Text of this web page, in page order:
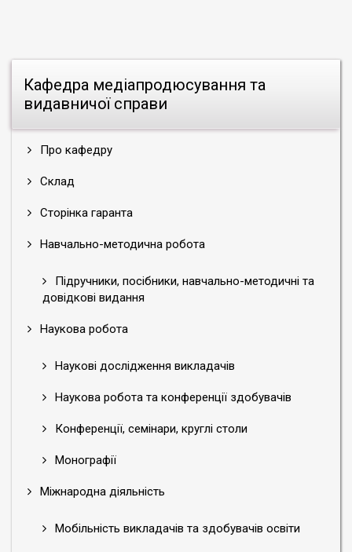
Кафедра медіапродюсування та
видавничої справи
Про кафедру
Склад
Сторінка гаранта
Навчально-методична робота
Підручники, посібники, навчально-методичні та
довідкові видання
Наукова робота
Наукові дослідження викладачів
Наукова робота та конференції здобувачів
Конференції, семінари, круглі столи
Монографії
Міжнародна діяльність
Мобільність викладачів та здобувачів освіти